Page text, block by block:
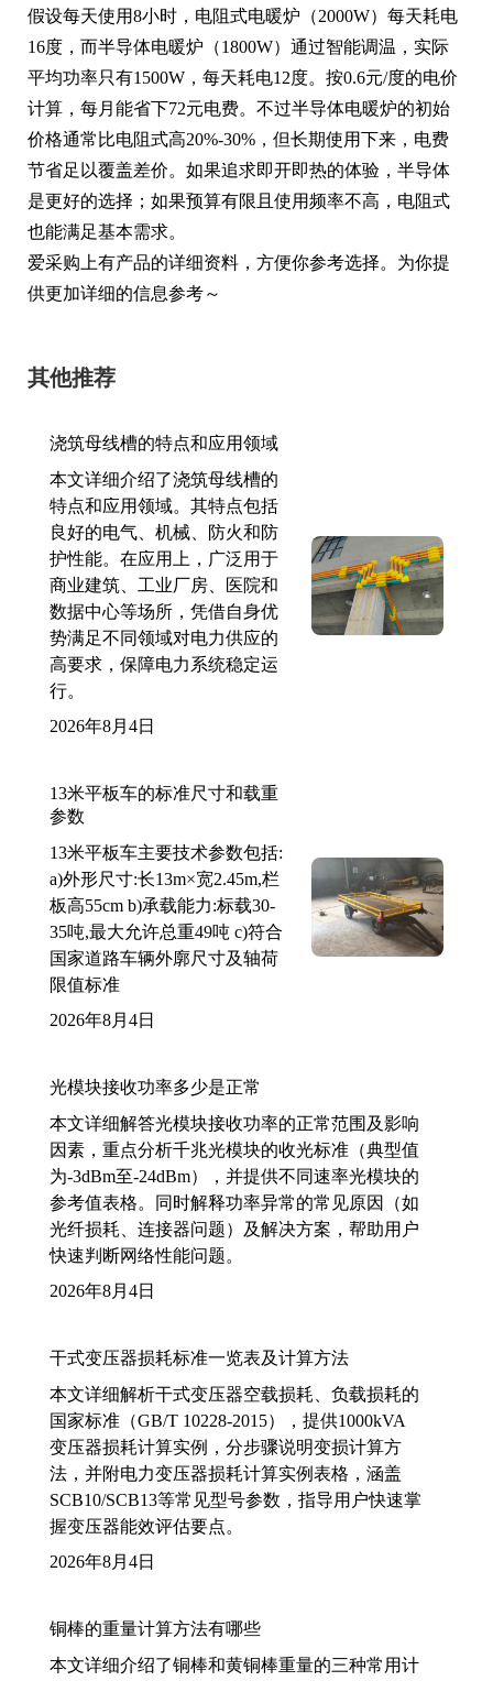
假设每天使用8小时，电阻式电暖炉（2000W）每天耗电
16度，而半导体电暖炉（1800W）通过智能调温，实际
平均功率只有1500W，每天耗电12度。按0.6元/度的电价
计算，每月能省下72元电费。不过半导体电暖炉的初始
价格通常比电阻式高20%-30%，但长期使用下来，电费
节省足以覆盖差价。如果追求即开即热的体验，半导体
是更好的选择；如果预算有限且使用频率不高，电阻式
也能满足基本需求。
爱采购上有产品的详细资料，方便你参考选择。为你提
供更加详细的信息参考～
其他推荐
浇筑母线槽的特点和应用领域
本文详细介绍了浇筑母线槽的
特点和应用领域。其特点包括
良好的电气、机械、防火和防
护性能。在应用上，广泛用于
商业建筑、工业厂房、医院和
数据中心等场所，凭借自身优
势满足不同领域对电力供应的
高要求，保障电力系统稳定运
行。
2026年8月4日
13米平板车的标准尺寸和载重
参数
13米平板车主要技术参数包括:
a)外形尺寸:长13m×宽2.45m,栏
板高55cm b)承载能力:标载30-
35吨,最大允许总重49吨 c)符合
国家道路车辆外廓尺寸及轴荷
限值标准
2026年8月4日
光模块接收功率多少是正常
本文详细解答光模块接收功率的正常范围及影响
因素，重点分析千兆光模块的收光标准（典型值
为-3dBm至-24dBm），并提供不同速率光模块的
参考值表格。同时解释功率异常的常见原因（如
光纤损耗、连接器问题）及解决方案，帮助用户
快速判断网络性能问题。
2026年8月4日
干式变压器损耗标准一览表及计算方法
本文详细解析干式变压器空载损耗、负载损耗的
国家标准（GB/T 10228-2015），提供1000kVA
变压器损耗计算实例，分步骤说明变损计算方
法，并附电力变压器损耗计算实例表格，涵盖
SCB10/SCB13等常见型号参数，指导用户快速掌
握变压器能效评估要点。
2026年8月4日
铜棒的重量计算方法有哪些
本文详细介绍了铜棒和黄铜棒重量的三种常用计